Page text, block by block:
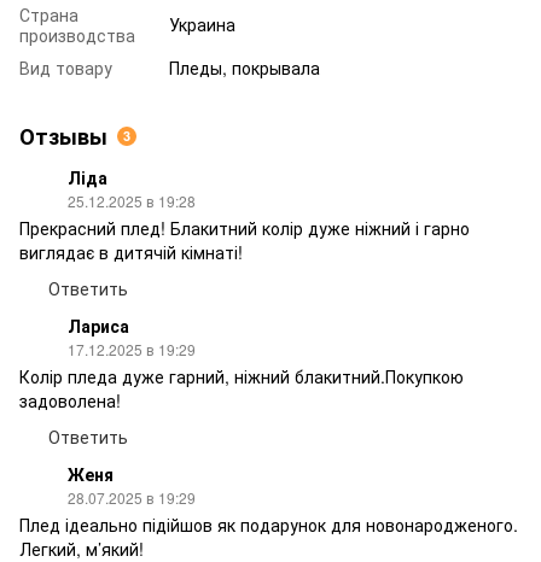
Страна
производства
Украина
Вид товару
Пледы, покрывала
Отзывы 3
Ліда
25.12.2025 в 19:28
Прекрасний плед! Блакитний колір дуже ніжний і гарно
виглядає в дитячій кімнаті!
Ответить
Лариса
17.12.2025 в 19:29
Колір пледа дуже гарний, ніжний блакитний.Покупкою
задоволена!
Ответить
Женя
28.07.2025 в 19:29
Плед ідеально підійшов як подарунок для новонародженого.
Легкий, м’який!